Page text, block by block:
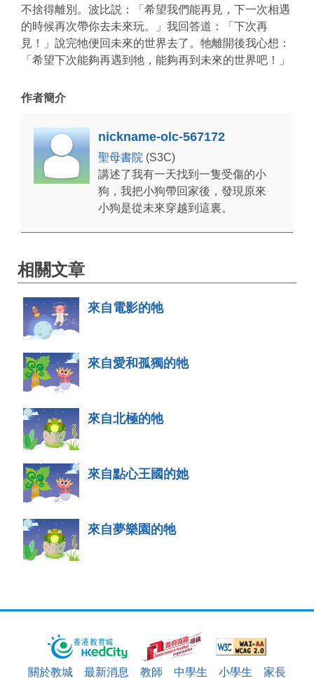
不捨得離別。波比説：「希望我們能再見，下一次相遇
的時候再次帶你去未來玩。」我回答道：「下次再
見！」說完牠便回未來的世界去了。牠離開後我心想：
「希望下次能夠再遇到牠，能夠再到未來的世界吧！」
作者簡介
nickname-olc-567172
聖母書院 (S3C)
講述了我有一天找到一隻受傷的小
狗，我把小狗帶回家後，發現原來
小狗是從未來穿越到這裏。
相關文章
來自電影的牠
來自愛和孤獨的牠
來自北極的牠
來自點心王國的她
來自夢樂園的牠
關於教城 最新消息 教師 中學生 小學生 家長